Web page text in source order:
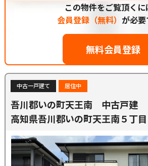
この物件をご覧頂くに
会員登録（無料） が必要
無料会員登録
中古一戸建て 居住中
吾川郡いの町天王南 中古戸建
高知県吾川郡いの町天王南５丁目